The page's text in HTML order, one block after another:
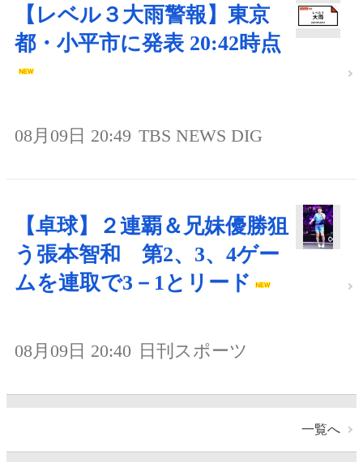
【レベル３大雨警報】東京
都・小平市に発表 20:42時点
08月09日 20:49 TBS NEWS DIG
【卓球】２連覇＆兄妹優勝狙
う張本智和 第2、3、4ゲー
ムを連取で3－1とリード
08月09日 20:40 日刊スポーツ
一覧へ